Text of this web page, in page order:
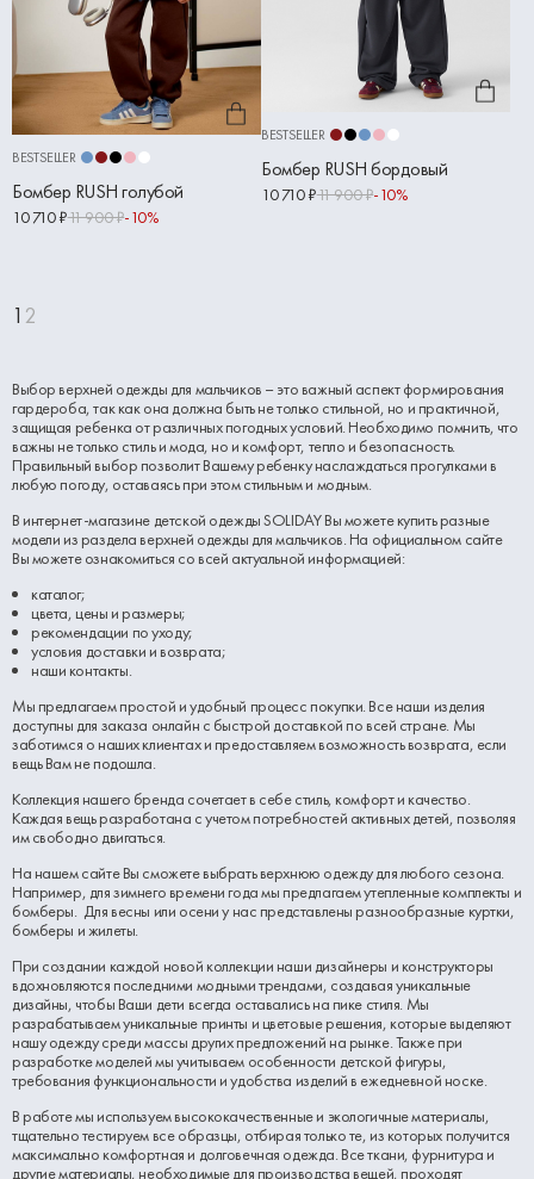
BESTSELLER
Бомбер RUSH голубой
10 710 ₽11 900 ₽-10%
BESTSELLER
Бомбер RUSH бордовый
10 710 ₽11 900 ₽-10%
1 2
Выбор верхней одежды для мальчиков – это важный аспект формирования
гардероба, так как она должна быть не только стильной, но и практичной,
защищая ребенка от различных погодных условий. Необходимо помнить, что
важны не только стиль и мода, но и комфорт, тепло и безопасность.
Правильный выбор позволит Вашему ребенку наслаждаться прогулками в
любую погоду, оставаясь при этом стильным и модным.
В интернет-магазине детской одежды SOLIDAY Вы можете купить разные
модели из раздела верхней одежды для мальчиков. На официальном сайте
Вы можете ознакомиться со всей актуальной информацией:
каталог;
цвета, цены и размеры;
рекомендации по уходу;
условия доставки и возврата;
наши контакты.
Мы предлагаем простой и удобный процесс покупки. Все наши изделия
доступны для заказа онлайн с быстрой доставкой по всей стране. Мы
заботимся о наших клиентах и предоставляем возможность возврата, если
вещь Вам не подошла.
Коллекция нашего бренда сочетает в себе стиль, комфорт и качество.
Каждая вещь разработана с учетом потребностей активных детей, позволяя
им свободно двигаться.
На нашем сайте Вы сможете выбрать верхнюю одежду для любого сезона.
Например, для зимнего времени года мы предлагаем утепленные комплекты и
бомберы. Для весны или осени у нас представлены разнообразные куртки,
бомберы и жилеты.
При создании каждой новой коллекции наши дизайнеры и конструкторы
вдохновляются последними модными трендами, создавая уникальные
дизайны, чтобы Ваши дети всегда оставались на пике стиля. Мы
разрабатываем уникальные принты и цветовые решения, которые выделяют
нашу одежду среди массы других предложений на рынке. Также при
разработке моделей мы учитываем особенности детской фигуры,
требования функциональности и удобства изделий в ежедневной носке.
В работе мы используем высококачественные и экологичные материалы,
тщательно тестируем все образцы, отбирая только те, из которых получится
максимально комфортная и долговечная одежда. Все ткани, фурнитура и
другие материалы, необходимые для производства вещей, проходят